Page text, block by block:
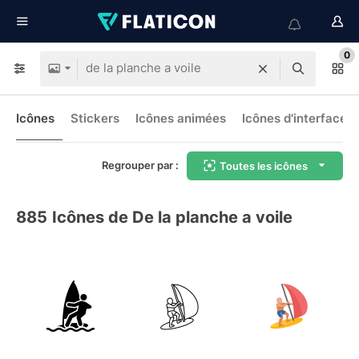
0
Icônes Stickers Icônes animées Icônes d'interface
Regrouper par : Toutes les icônes
885 Icônes de De la planche a voile